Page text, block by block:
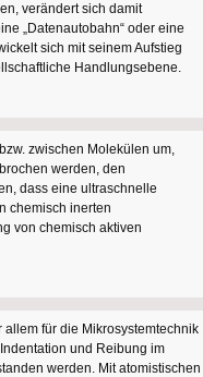
verändert sich damit
„Datenautobahn“ oder eine
sich mit seinem Aufstieg
Handlungsebene.
zwischen Molekülen um,
werden, den
dass eine ultraschnelle
chemisch inerten
von chemisch aktiven
für die Mikrosystemtechnik
und Reibung im
werden. Mit atomistischen